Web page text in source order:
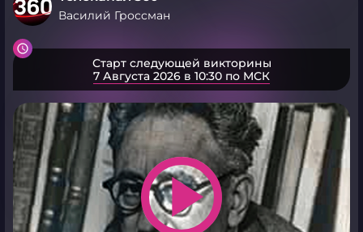
Василий Гроссман
Старт следующей викторины
7 Августа 2026 в 10:30 по МСК
play_arrow